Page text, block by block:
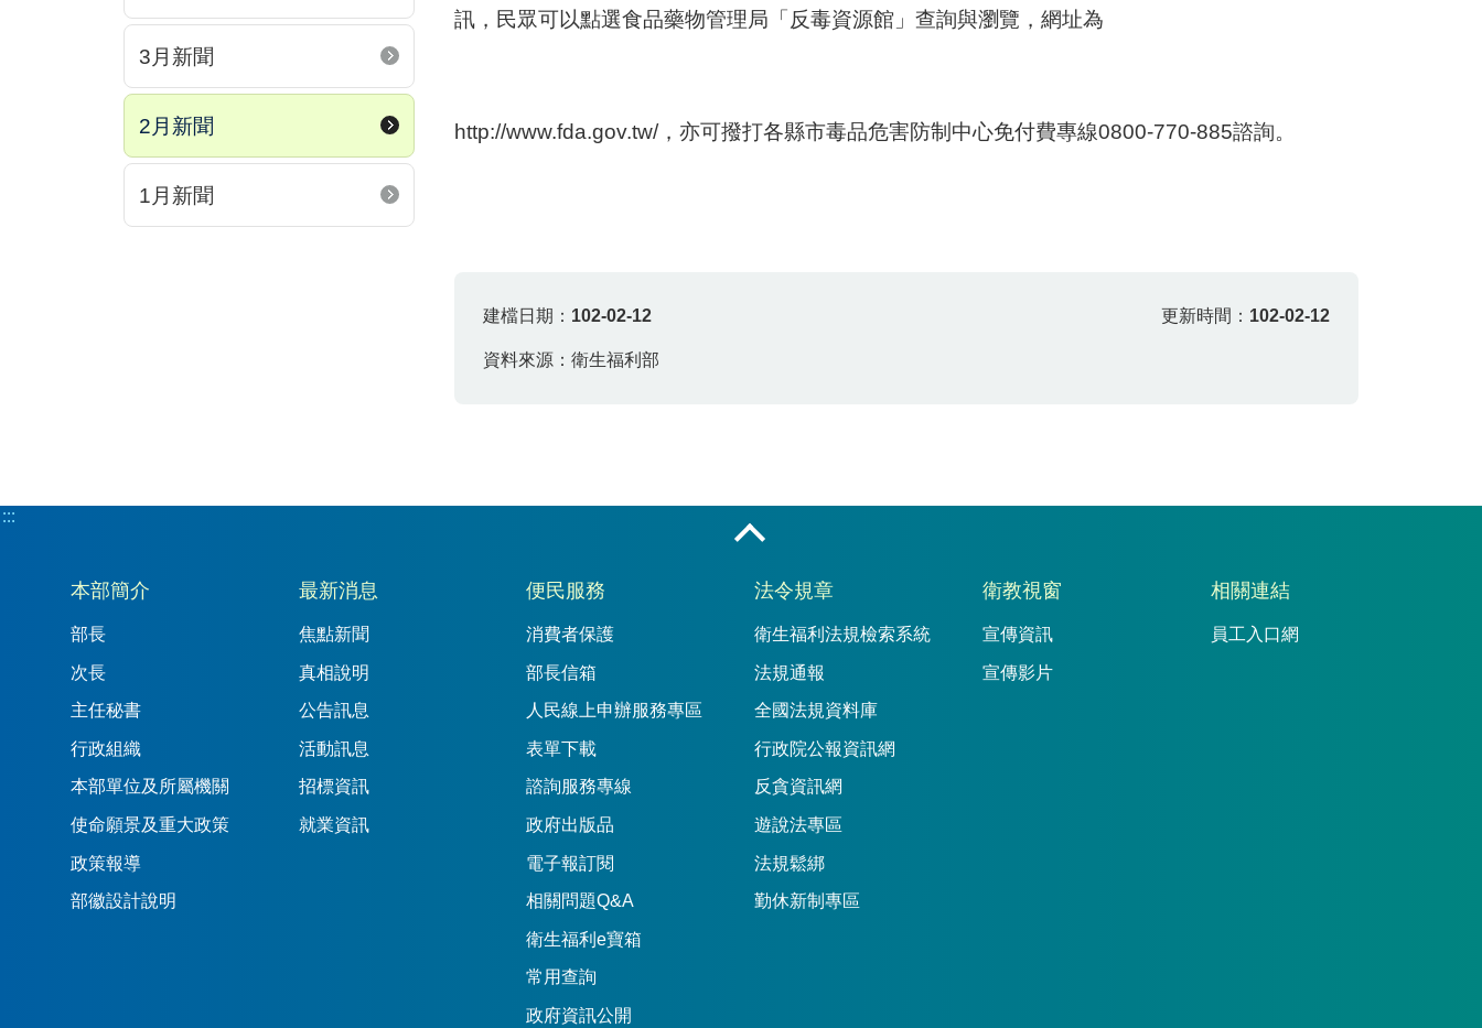
3月新聞
2月新聞
1月新聞
訊，民眾可以點選食品藥物管理局「反毒資源館」查詢與瀏覽，網址為
http://www.fda.gov.tw/，亦可撥打各縣市毒品危害防制中心免付費專線0800-770-885諮詢。
建檔日期： 102-02-12 更新時間： 102-02-12
資料來源：衛生福利部
:::
:::
本部簡介
部長
次長
主任秘書
行政組織
本部單位及所屬機關
使命願景及重大政策
政策報導
部徽設計說明
最新消息
焦點新聞
真相說明
公告訊息
活動訊息
招標資訊
就業資訊
便民服務
消費者保護
部長信箱
人民線上申辦服務專區
表單下載
諮詢服務專線
政府出版品
電子報訂閱
相關問題Q&A
衛生福利e寶箱
常用查詢
政府資訊公開
法令規章
衛生福利法規檢索系統
法規通報
全國法規資料庫
行政院公報資訊網
反貪資訊網
遊說法專區
法規鬆綁
勤休新制專區
衛教視窗
宣傳資訊
宣傳影片
相關連結
員工入口網